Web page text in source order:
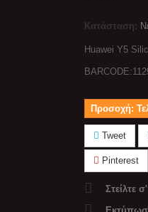
Κατάσταση:
Huawei Y5
Προσοχή:
Tweet
Pinterest
Στείλτε